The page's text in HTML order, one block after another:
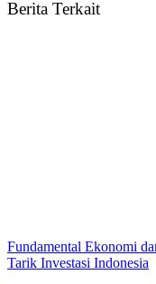
Berita Terkait
Fundamental Ekonomi
Tarik Investasi Indonesia